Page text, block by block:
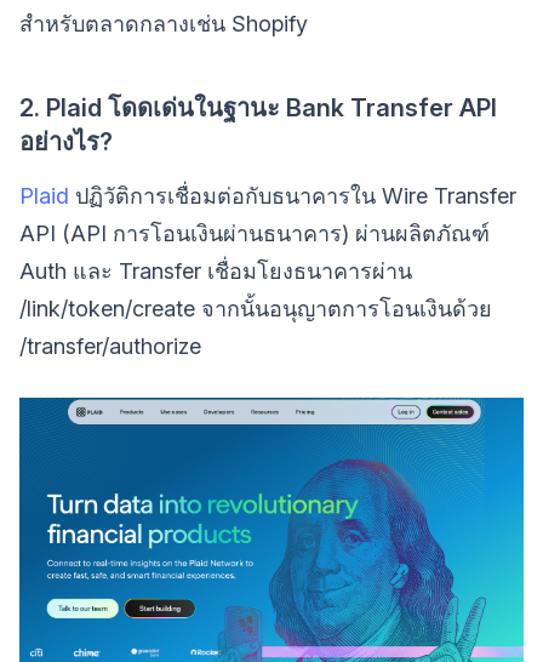
สำหรับตลาดกลางเช่น Shopify
2. Plaid โดดเด่นในฐานะ Bank Transfer API
อย่างไร?
Plaid ปฏิวัติการเชื่อมต่อกับธนาคารใน Wire Transfer
API (API การโอนเงินผ่านธนาคาร) ผ่านผลิตภัณฑ์
Auth และ Transfer เชื่อมโยงธนาคารผ่าน
/link/token/create จากนั้นอนุญาตการโอนเงินด้วย
/transfer/authorize